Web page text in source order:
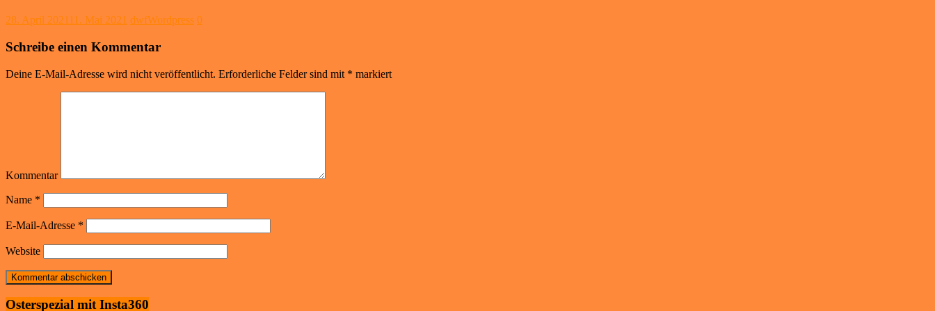
28. April 2021 11. Mai 2021 dwfWordpress 0
Schreibe einen Kommentar
Deine E-Mail-Adresse wird nicht veröffentlicht. Erforderliche Felder sind mit * markiert
Kommentar
Name *
E-Mail-Adresse *
Website
Osterspezial mit Insta360